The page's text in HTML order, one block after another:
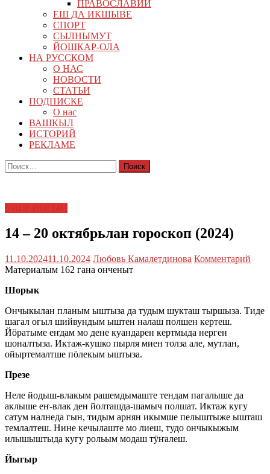
ПРАВОСЛАВИЙ
ЕШ ДА ИКШЫВЕ
СПОРТ
СЫЛНЫМУТ
ЙОШКАР-ОЛА
НА РУССКОМ
О НАС
НОВОСТИ
СТАТЬИ
ПОДПИСКЕ
О нас
ВАШКЫЛ
ИСТОРИЙ
РЕКЛАМЕ
Найти:
14 – 20 октябрьлан гороскоп (2024)
11.10.202411.10.2024 Любовь Камалетдинова Комментарий
Материалым 162 гана онченыт
Шорык
Ончыкылан планым ыштыза да тудым шукташ тыршыза. Тиде
шагал огыл шийвундым ыштен налаш полшен кертеш.
Йӧратыме еҥдам мо дене куандарен кертмыда нерген
шоналтыза. Иктаж-кушко пырля миен толза але, мутлан,
ойыртемалтше пӧлекым ыштыза.
Презе
Неле йодыш-влакым рашемдымаште тендам пагалыше да
аклыше еҥ-влак ден йолташда-шамыч полшат. Иктаж кугу
сатум налнеда гын, тидым арнян икымше пелыштыже ышташ
темлалтеш. Нине кечылаште мо лиеш, тудо ончыкыжым
илышыштыда кугу рольым модаш тӱҥалеш.
Йыгыр